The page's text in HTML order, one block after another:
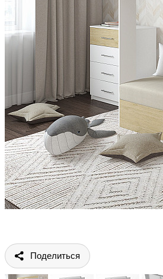
Поделиться